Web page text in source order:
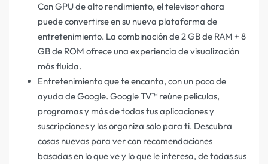
Con GPU de alto rendimiento, el televisor ahora
puede convertirse en su nueva plataforma de
entretenimiento. La combinación de 2 GB de RAM + 8
GB de ROM ofrece una experiencia de visualización
más fluida.
Entretenimiento que te encanta, con un poco de
ayuda de Google. Google TV™ reúne películas,
programas y más de todas tus aplicaciones y
suscripciones y los organiza solo para ti. Descubra
cosas nuevas para ver con recomendaciones
basadas en lo que ve y lo que le interesa, de todas sus